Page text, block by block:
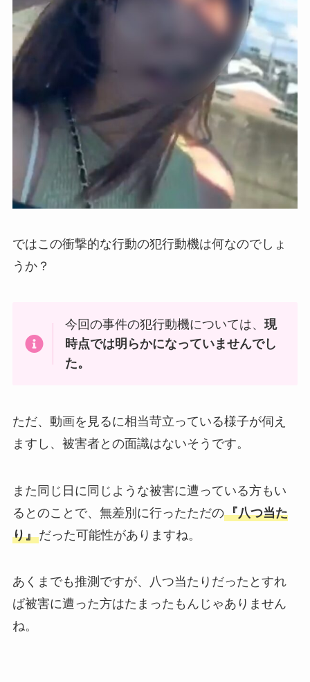
ではこの衝撃的な行動の犯行動機は何なのでしょ
うか？
今回の事件の犯行動機については、現
時点では明らかになっていませんでし
た。
ただ、動画を見るに相当苛立っている様子が伺え
ますし、被害者との面識はないそうです。
また同じ日に同じような被害に遭っている方もい
るとのことで、無差別に行ったただの『八つ当た
り』だった可能性がありますね。
あくまでも推測ですが、八つ当たりだったとすれ
ば被害に遭った方はたまったもんじゃありません
ね。